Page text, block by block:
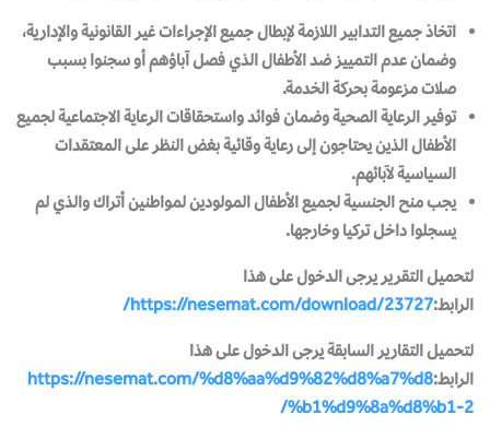
اتخاذ جميع التدابير اللازمة لإبطال جميع الإجراءات غير القانونية والإدارية،
وضمان عدم التمييز ضد الأطفال الذي فصل آباؤهم أو سجنوا بسبب
صلات مزعومة بحركة الخدمة.
توفير الرعاية الصحية وضمان فوائد واستحقاقات الرعاية الاجتماعية لجميع
الأطفال الذين يحتاجون إلى رعاية وقائية بغض النظر على المعتقدات
السياسية لآبائهم.
يجب منح الجنسية لجميع الأطفال المولودين لمواطنين أتراك والذي لم
يسجلوا داخل تركيا وخارجها.
لتحميل التقرير يرجىالدخول على هذا
الرابط:https://nesemat.com/download/23727/
لتحميل التقارير السابقة يرجى الدخول على هذا
الرابط:https://nesemat.com/%d8%aa%d9%82%d8%a7%d8
%b1%d9%8a%d8%b1-2/